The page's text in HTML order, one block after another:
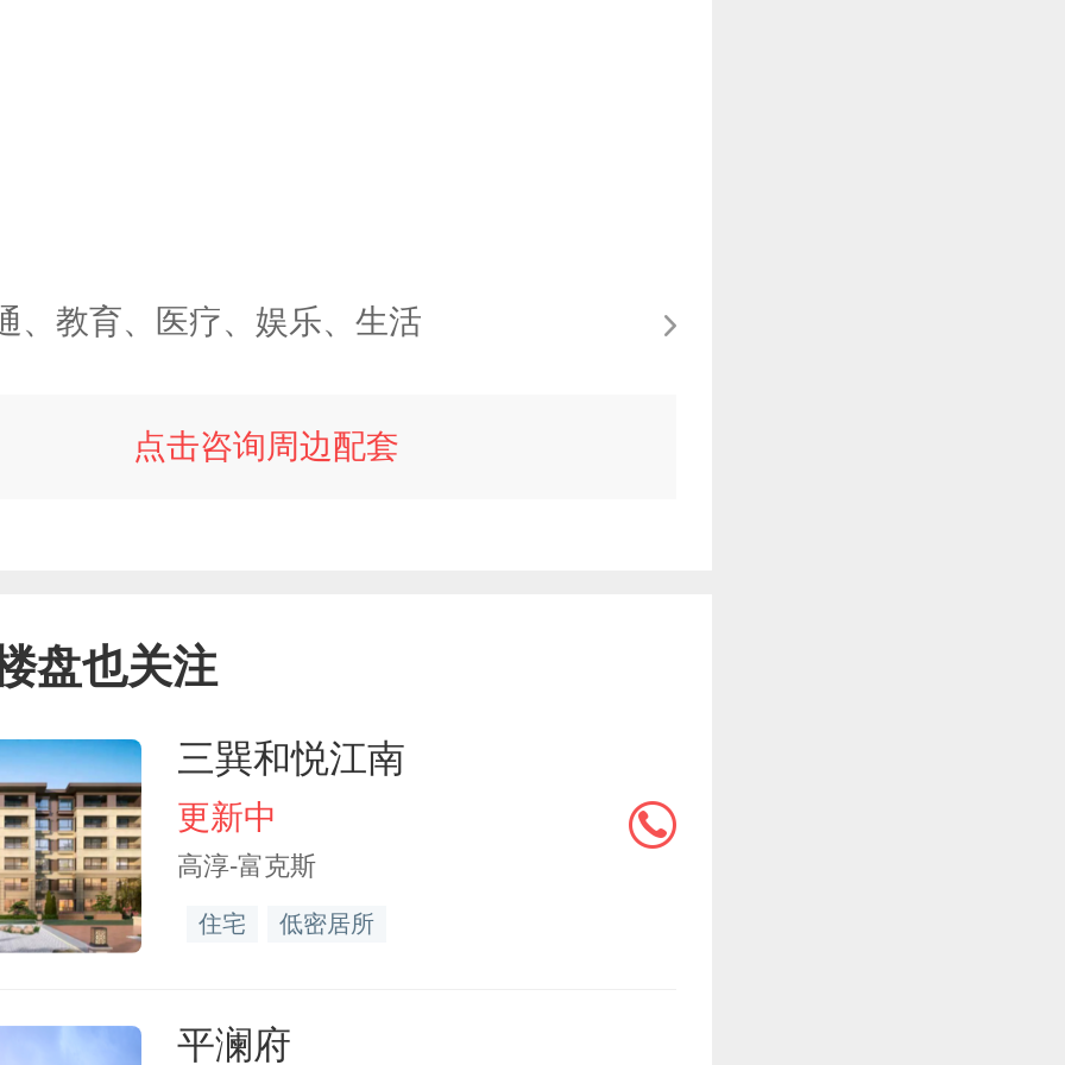
、教育、医疗、娱乐、生活
点击咨询周边配套
盘也关注
三巽和悦江南
更新中
高淳-富克斯
住宅 低密居所
平澜府